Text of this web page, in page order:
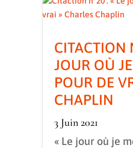
CITACTION
JOUR OÙ
POUR DE
CHAPLIN
3 Juin 2021
« Le jour où je